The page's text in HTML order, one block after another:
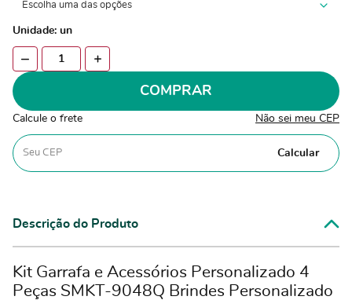
Unidade: un
COMPRAR
Calcule o frete Não sei meu CEP
Calcular
Descrição do Produto
Kit Garrafa e Acessórios Personalizado 4
Peças SMKT-9048Q Brindes Personalizado